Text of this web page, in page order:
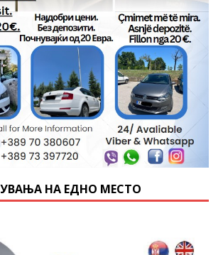
НА ЕДНО МЕСТО